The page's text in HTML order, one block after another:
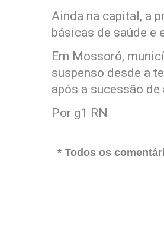
Ainda na capital, a
básicas de saúde e
Em Mossoró,
suspenso desde a
após a sucessão de
Por g1 RN
* Todos os